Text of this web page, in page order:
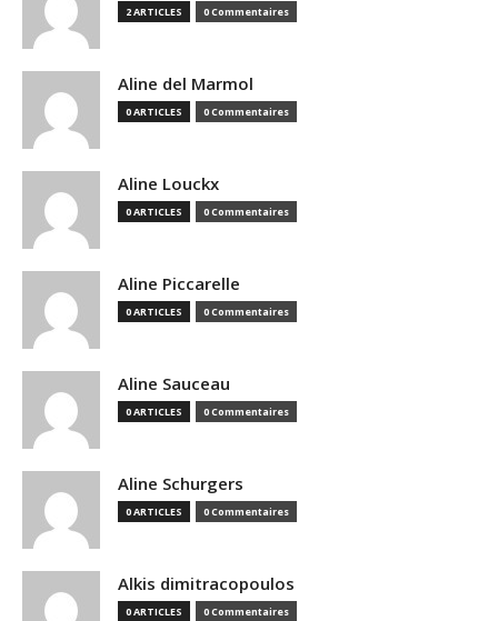
2 ARTICLES 0 Commentaires
Aline del Marmol
0 ARTICLES 0 Commentaires
Aline Louckx
0 ARTICLES 0 Commentaires
Aline Piccarelle
0 ARTICLES 0 Commentaires
Aline Sauceau
0 ARTICLES 0 Commentaires
Aline Schurgers
0 ARTICLES 0 Commentaires
Alkis dimitracopoulos
0 ARTICLES 0 Commentaires